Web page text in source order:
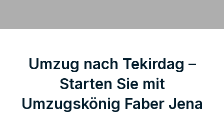
Umzug nach Tekirdag –
Starten Sie mit
Umzugskönig Faber Jena